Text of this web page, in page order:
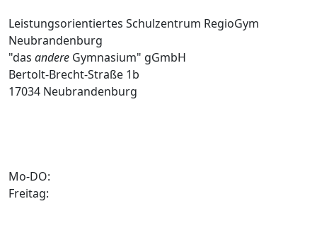
Leistungsorientiertes Schulzentrum RegioGym
Neubrandenburg
"das andere Gymnasium" gGmbH
Bertolt-Brecht-Straße 1b
17034 Neubrandenburg
Mo-DO:
Freitag: